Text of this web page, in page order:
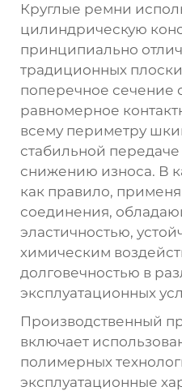
Круглые ремни
цилиндрическую
принципиально
традиционных
поперечное сечение
равномерное
всему периметру
стабильной
снижению износа. В
как правило,
соединения,
эластичностью,
химическим
долговечностью в
эксплуатационных
Производственный
включает
полимерных
эксплуатационные